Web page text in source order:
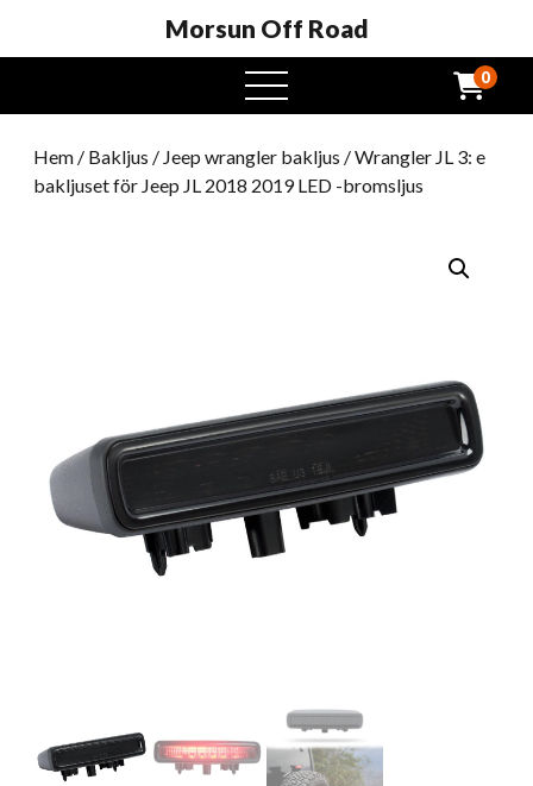
Morsun Off Road
öppna
meny
0
Hem / Bakljus / Jeep wrangler bakljus / Wrangler JL 3: e
bakljuset för Jeep JL 2018 2019 LED -bromsljus